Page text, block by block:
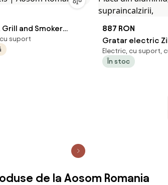
and Smoker
Folding Shelves,
| Aosom Romania
suport
887 RON
Gratar electric
exterior, Putere
Placa din
Electric, cu suport,
În stoc
de la Aosom Romania